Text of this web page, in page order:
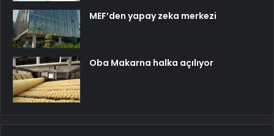
MEF’den yapay zeka merkezi
Oba Makarna halka açılıyor